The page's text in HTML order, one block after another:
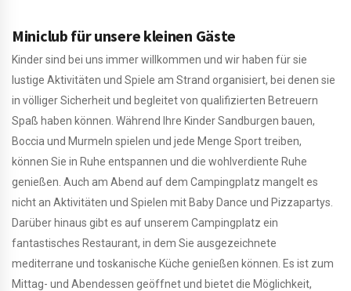
Miniclub für unsere kleinen Gäste
Kinder sind bei uns immer willkommen und wir haben für sie
lustige Aktivitäten und Spiele am Strand organisiert, bei denen sie
in völliger Sicherheit und begleitet von qualifizierten Betreuern
Spaß haben können. Während Ihre Kinder Sandburgen bauen,
Boccia und Murmeln spielen und jede Menge Sport treiben,
können Sie in Ruhe entspannen und die wohlverdiente Ruhe
genießen. Auch am Abend auf dem Campingplatz mangelt es
nicht an Aktivitäten und Spielen mit Baby Dance und Pizzapartys.
Darüber hinaus gibt es auf unserem Campingplatz ein
fantastisches Restaurant, in dem Sie ausgezeichnete
mediterrane und toskanische Küche genießen können. Es ist zum
Mittag- und Abendessen geöffnet und bietet die Möglichkeit,